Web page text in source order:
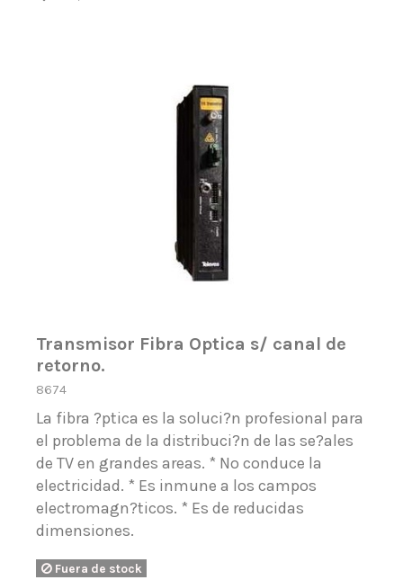
Transmisor Fibra Optica s/ canal de
retorno.
8674
La fibra ?ptica es la soluci?n profesional para
el problema de la distribuci?n de las se?ales
de TV en grandes areas. * No conduce la
electricidad. * Es inmune a los campos
electromagn?ticos. * Es de reducidas
dimensiones.
Fuera de stock